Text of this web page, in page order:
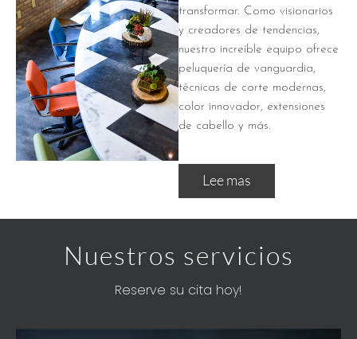
transformar. Como visionarios
y creadores de tendencias,
nuestro increíble equipo ofrece
peluquería de vanguardia,
técnicas de corte modernas,
color innovador, extensiones
de cabello y más.
Lee mas
Nuestros servicios
Reserve su cita hoy!